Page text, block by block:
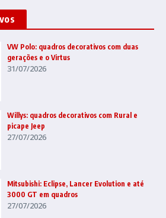
VW Polo: quadros decorativos com duas
gerações e o Virtus
31/07/2026
Willys: quadros decorativos com Rural e
picape Jeep
27/07/2026
Mitsubishi: Eclipse, Lancer Evolution e até
3000 GT em quadros
27/07/2026